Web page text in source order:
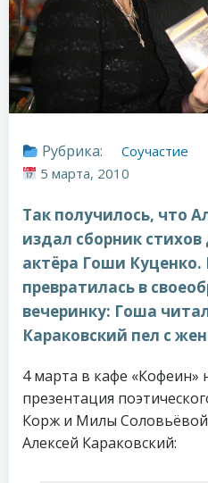
Рубрика:
Соучастие
5 марта, 2010
Так получилось, что
издал сборник
актёра Гоши Куценко.
превратилась в
вечеринку: Гоша
Караковский пел с
4 марта в кафе «Кофеин»
презентация
Корж и Милы
Алексей Караковский: